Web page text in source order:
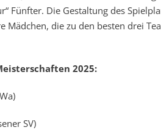
Fünfter. Die Gestaltung des
Mädchen, die zu den besten drei
2025:
SV)